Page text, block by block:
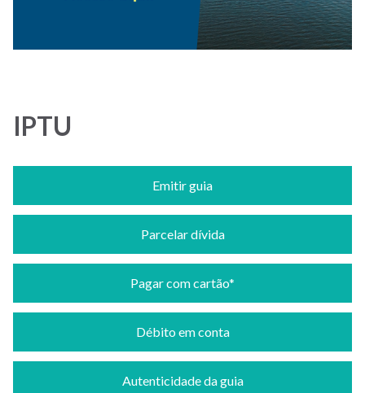
IPTU
Emitir guia
Parcelar dívida
Pagar com cartão*
Débito em conta
Autenticidade da guia